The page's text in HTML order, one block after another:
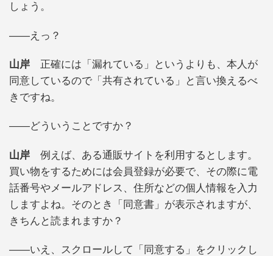
しょう。
――えっ？
山岸 正確には「漏れている」というよりも、本人が
同意しているので「共有されている」と言い換えるべ
きですね。
――どういうことですか？
山岸 例えば、ある通販サイトを利用するとします。
買い物をするためには会員登録が必要で、その際に電
話番号やメールアドレス、住所などの個人情報を入力
しますよね。そのとき「同意書」が表示されますが、
きちんと読まれますか？
――いえ、スクロールして「同意する」をクリックし